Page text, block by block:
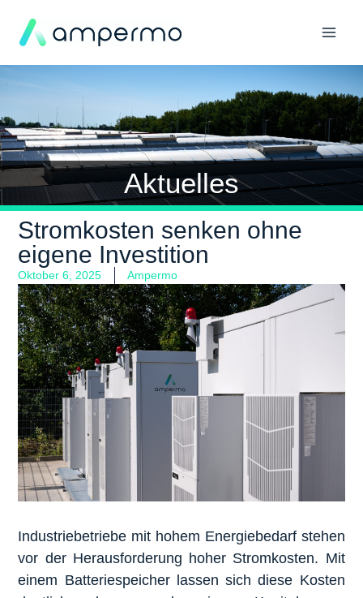
Aktuelles
Stromkosten senken ohne
eigene Investition
Oktober 6, 2025 Ampermo
Industriebetriebe mit hohem Energiebedarf stehen
vor der Herausforderung hoher Stromkosten. Mit
einem Batteriespeicher lassen sich diese Kosten